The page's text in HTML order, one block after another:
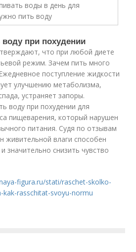
при похудении
что при любой диете
режим. Зачем пить много
поступление жидкости
улучшению метаболизма,
устраняет запоры.
воду при похудении для
пищеварения, который нарушен
питания. Судя по отзывам
живительной влаги способен
значительно снизить чувство
figura.ru/stati/raschet-skolko-
rasschitat-svoyu-normu